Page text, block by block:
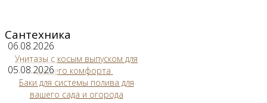
Сантехника
06.08.2026
Унитазы с косым выпуском для
вашего комфорта
05.08.2026
Баки для системы полива для
вашего сада и огорода